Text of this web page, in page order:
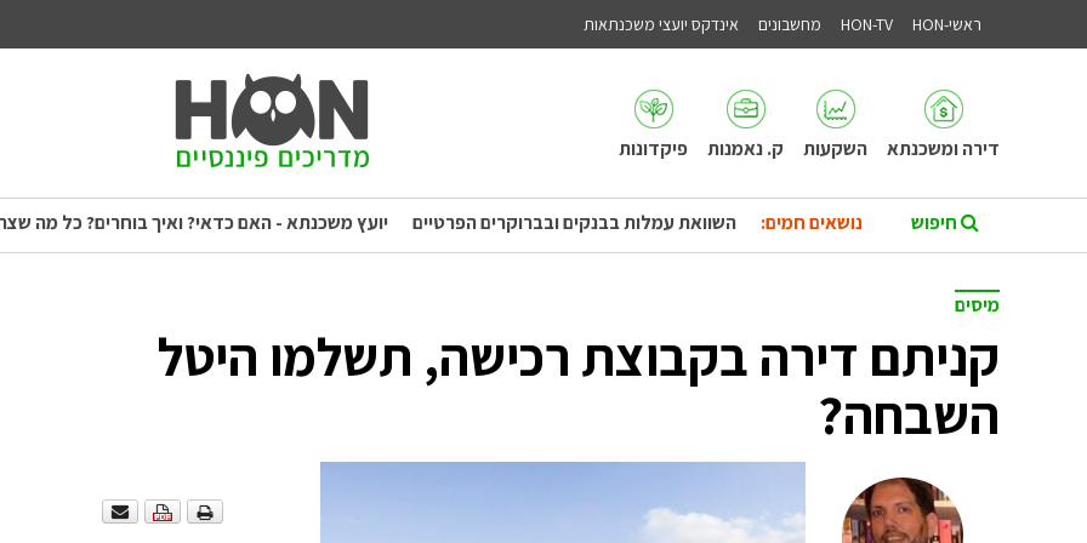
ראשי-HON HON-TV מחשבונים אינדקס יועצי משכנתאות
דירה ומשכנתא השקעות ק. נאמנות פיקדונות
נושאים חמים: השוואת עמלות בבנקים ובברוקרים הפרטיים יועץ משכנתא - האם כדאי? ואיך בוחרים? כל מה
מיסים
קניתם דירה בקבוצת רכישה, תשלמו היטל
השבחה?